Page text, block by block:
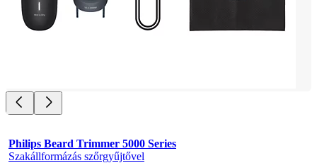
Philips Beard Trimmer 5000 Series
Szakállformázás szőrgyűjtővel